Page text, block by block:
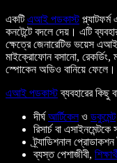
একটিএআই পডকাস্ট
কনটেন্টে বদলে দেয়। এটি
ক্ষেত্রে জেনারেটিভ ভয়েস
মাইক্রোফোন বসানো, রেকর্ডিং,
স্পোকেন অডিও বানিয়ে ফেলে।
এআই পডকাস্টব্যবহারের কিছু
দীর্ঘ আর্টিকেলও ডকুমেন্ট
রিসার্চ বা
ট্র্যাডিশনাল
ব্যস্ত পেশাজীবী,